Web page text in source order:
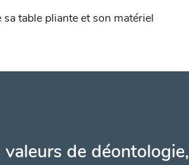
table pliante et son matériel
de déontologie,